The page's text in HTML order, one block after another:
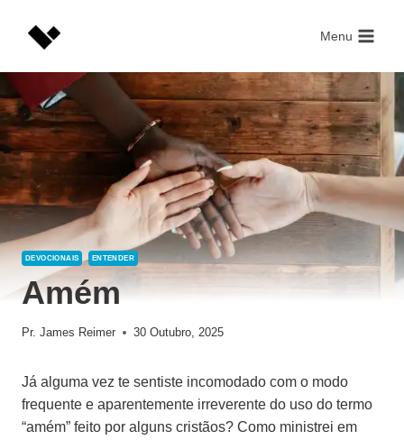
Menu
DEVOCIONAIS ENTENDER
Amém
Pr. James Reimer 30 Outubro, 2025
Já alguma vez te sentiste incomodado com o modo
frequente e aparentemente irreverente do uso do termo
“amém” feito por alguns cristãos? Como ministrei em